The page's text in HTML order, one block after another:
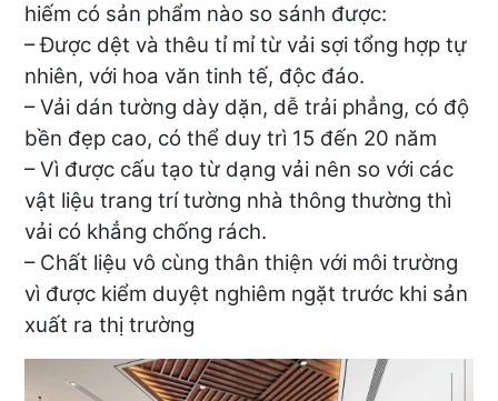
hiếm có sản phẩm nào so sánh được:
– Được dệt và thêu tỉ mỉ từ vải sợi tổng hợp tự
nhiên, với hoa văn tinh tế, độc đáo.
– Vải dán tường dày dặn, dễ trải phẳng, có độ
bền đẹp cao, có thể duy trì 15 đến 20 năm
– Vì được cấu tạo từ dạng vải nên so với các
vật liệu trang trí tường nhà thông thường thì
vải có khẳng chống rách.
– Chất liệu vô cùng thân thiện với môi trường
vì được kiểm duyệt nghiêm ngặt trước khi sản
xuất ra thị trường